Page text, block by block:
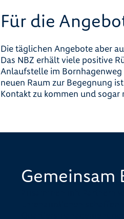
Für die
Die täglichen Angebote aber
Das NBZ erhält viele positive
Anlaufstelle im
neuen Raum zur Begegnung
Kontakt zu kommen und